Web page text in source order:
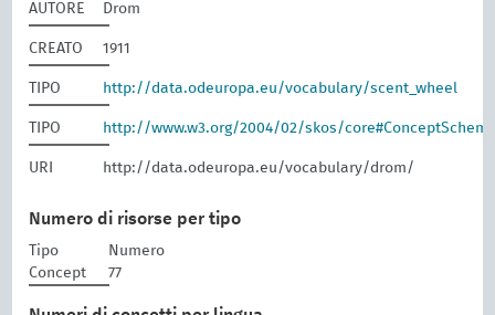
AUTORE Drom
CREATO 1911
TIPO http://data.odeuropa.eu/vocabulary/scent_wheel
TIPO http://www.w3.org/2004/02/skos/
URI http://data.odeuropa.eu/vocabulary/drom/
Numero di risorse per tipo
Tipo
Numero
Concept
77